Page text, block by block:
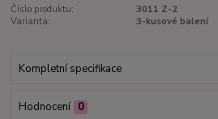
Číslo produktu:
3011 Z-2
Varianta:
3-kusové balení
Kompletní specifikace
Hodnocení 0